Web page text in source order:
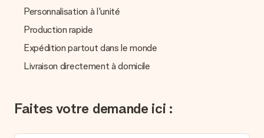
pouvez de même retrouver votre facture dans votre espace
personnel MySurprise. Vous pouvez ainsi être tranquille et
envoyer directement le cadeau à l’heureux destinataire, pour
Personnalisation à l'unité
Production rapide
Expédition partout dans le monde
Livraison directement à domicile
Faites votre demande ici :